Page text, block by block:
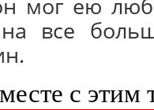
мог ею
все
с этим